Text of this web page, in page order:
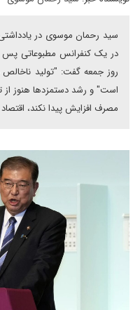
سید رحمان موسوی در
در یک کنفرانس مطبوعاتی پس
روز جمعه گفت: "تولید
است" و رشد دستمزدها هنوز از
مصرف افزایش پیدا نکند،